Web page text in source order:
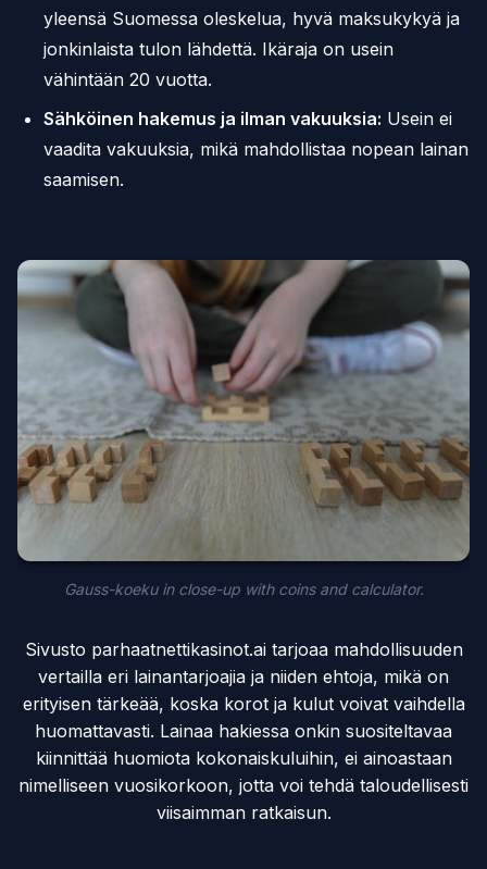
yleensä Suomessa oleskelua, hyvä maksukykyä ja
jonkinlaista tulon lähdettä. Ikäraja on usein
vähintään 20 vuotta.
Sähköinen hakemus ja ilman vakuuksia: Usein ei
vaadita vakuuksia, mikä mahdollistaa nopean lainan
saamisen.
Gauss-koeku in close-up with coins and calculator.
Sivusto parhaatnettikasinot.ai tarjoaa mahdollisuuden
vertailla eri lainantarjoajia ja niiden ehtoja, mikä on
erityisen tärkeää, koska korot ja kulut voivat vaihdella
huomattavasti. Lainaa hakiessa onkin suositeltavaa
kiinnittää huomiota kokonaiskuluihin, ei ainoastaan
nimelliseen vuosikorkoon, jotta voi tehdä taloudellisesti
viisaimman ratkaisun.